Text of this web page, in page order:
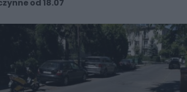
od 18.07